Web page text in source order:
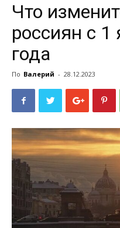
Что
россиян с 1
года
По Валерий - 28.12.2023